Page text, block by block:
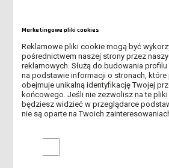
18 kwietnia 2023
Pedagogiczne
warsztaty
zawodoznawcze w
partnerskiej Szkole
Podstawowej im.
Obrońców Polskiego
18
bliżej
Marketingowe pliki cookies
Reklamowe pliki cookie mogą być
pośrednictwem naszej strony przez
reklamowych. Służą do budowania
na podstawie informacji o stronach,
obejmuje unikalną identyfikację Twojej
końcowego. Jeśli nie zezwolisz na te pliki
będziesz widzieć w przeglądarce
nie są oparte na Twoich
Marketingowe pliki cookies